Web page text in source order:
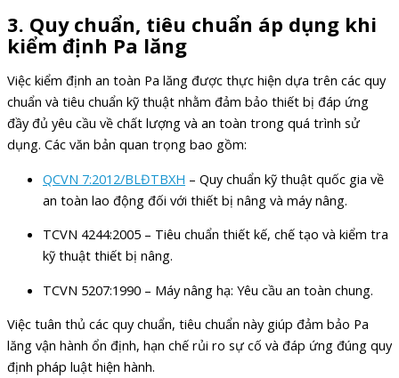
3. Quy chuẩn, tiêu chuẩn áp dụng khi
kiểm định Pa lăng
Việc kiểm định an toàn Pa lăng được thực hiện dựa trên các quy
chuẩn và tiêu chuẩn kỹ thuật nhằm đảm bảo thiết bị đáp ứng
đầy đủ yêu cầu về chất lượng và an toàn trong quá trình sử
dụng. Các văn bản quan trọng bao gồm:
QCVN 7:2012/BLĐTBXH – Quy chuẩn kỹ thuật quốc gia về
an toàn lao động đối với thiết bị nâng và máy nâng.
TCVN 4244:2005 – Tiêu chuẩn thiết kế, chế tạo và kiểm tra
kỹ thuật thiết bị nâng.
TCVN 5207:1990 – Máy nâng hạ: Yêu cầu an toàn chung.
Việc tuân thủ các quy chuẩn, tiêu chuẩn này giúp đảm bảo Pa
lăng vận hành ổn định, hạn chế rủi ro sự cố và đáp ứng đúng quy
định pháp luật hiện hành.